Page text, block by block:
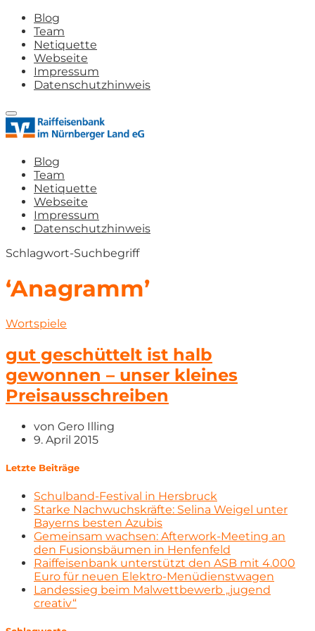
Blog
Team
Netiquette
Webseite
Impressum
Datenschutzhinweis
Blog
Team
Netiquette
Webseite
Impressum
Datenschutzhinweis
Schlagwort-Suchbegriff
‘Anagramm’
Wortspiele
gut geschüttelt ist halb
gewonnen – unser kleines
Preisausschreiben
von Gero Illing
9. April 2015
Letzte Beiträge
Schulband-Festival in Hersbruck
Starke Nachwuchskräfte: Selina Weigel unter
Bayerns besten Azubis
Gemeinsam wachsen: Afterwork-Meeting an
den Fusionsbäumen in Henfenfeld
Raiffeisenbank unterstützt den ASB mit 4.000
Euro für neuen Elektro-Menüdienstwagen
Landessieg beim Malwettbewerb „jugend
creativ“